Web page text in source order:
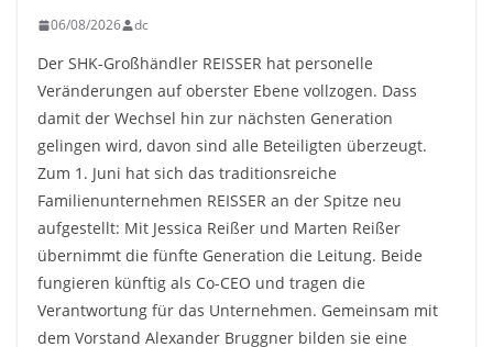
06/08/2026 dc
Der SHK-Großhändler REISSER hat personelle
Veränderungen auf oberster Ebene vollzogen. Dass
damit der Wechsel hin zur nächsten Generation
gelingen wird, davon sind alle Beteiligten überzeugt.
Zum 1. Juni hat sich das traditionsreiche
Familienunternehmen REISSER an der Spitze neu
aufgestellt: Mit Jessica Reißer und Marten Reißer
übernimmt die fünfte Generation die Leitung. Beide
fungieren künftig als Co-CEO und tragen die
Verantwortung für das Unternehmen. Gemeinsam mit
dem Vorstand Alexander Bruggner bilden sie eine